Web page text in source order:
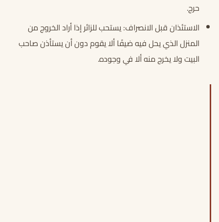
حرج.
الاستئذان قبل الانصراف: يستحب للزائر إذا أراد الخروج من
المنزل الذي يحل فيه ضيفًا ألا يقوم دون أن يستأذن صاحب
البيت ولا يخرج منه ألا في وجوده.